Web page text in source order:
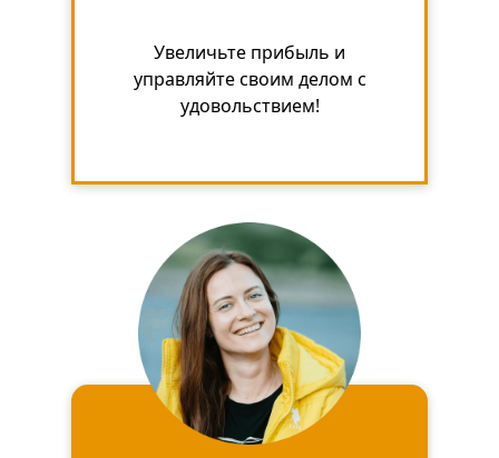
Увеличьте прибыль и
управляйте своим делом с
удовольствием!